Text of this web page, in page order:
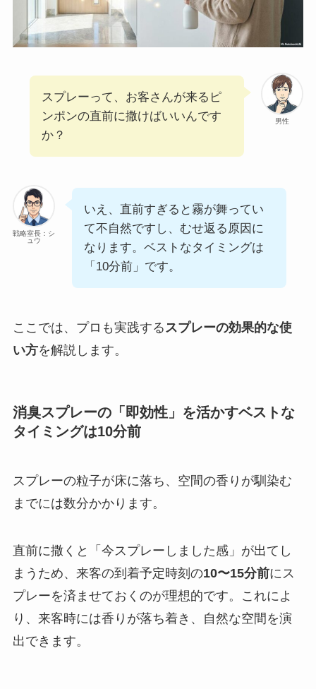
男性
スプレーって、お客さんが来るピ
ンポンの直前に撒けばいいんです
か？
戦略室長：シ
ュウ
いえ、直前すぎると霧が舞ってい
て不自然ですし、むせ返る原因に
なります。ベストなタイミングは
「10分前」です。
ここでは、プロも実践するスプレーの効果的な使
い方を解説します。
消臭スプレーの「即効性」を活かすベストな
タイミングは10分前
スプレーの粒子が床に落ち、空間の香りが馴染む
までには数分かかります。
直前に撒くと「今スプレーしました感」が出てし
まうため、来客の到着予定時刻の10〜15分前にス
プレーを済ませておくのが理想的です。これによ
り、来客時には香りが落ち着き、自然な空間を演
出できます。